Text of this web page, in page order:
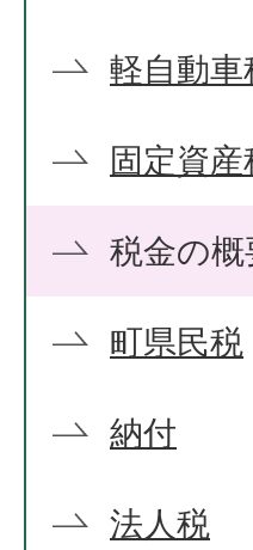
軽自動車
固定資産
税金の概
町県民税
納付
法人税